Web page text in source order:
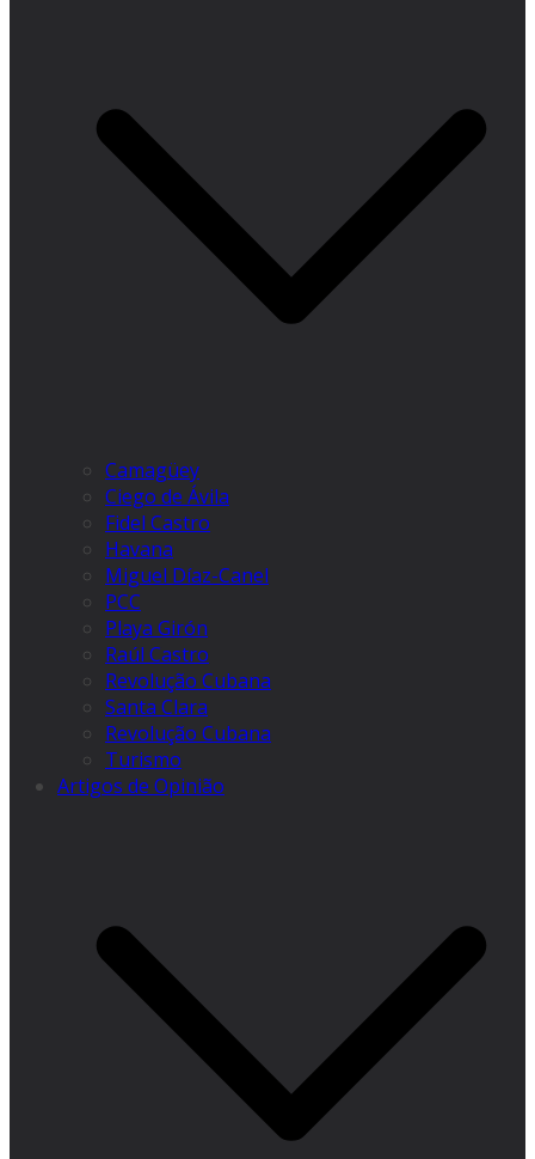
Camagüey
Ciego de Ávila
Fidel Castro
Havana
Miguel Díaz-Canel
PCC
Playa Girón
Raúl Castro
Revolução Cubana
Santa Clara
Revolução Cubana
Turismo
Artigos de Opinião